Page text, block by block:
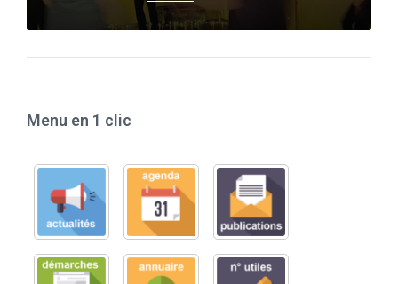
Menu en 1 clic